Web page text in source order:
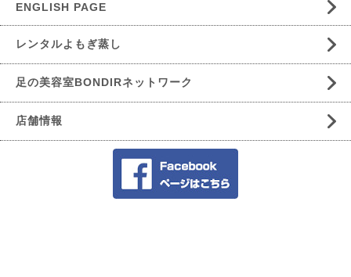
ENGLISH PAGE
レンタルよもぎ蒸し
足の美容室BONDIRネットワーク
店舗情報